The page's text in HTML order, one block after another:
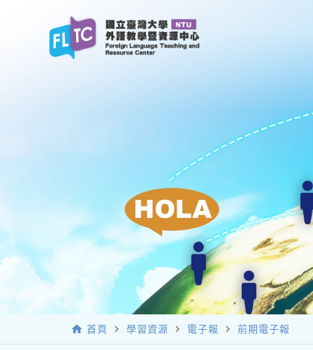
home 首頁 navigate_next 學習資源 navigate_next 電子報 navigate_next 前期電子報